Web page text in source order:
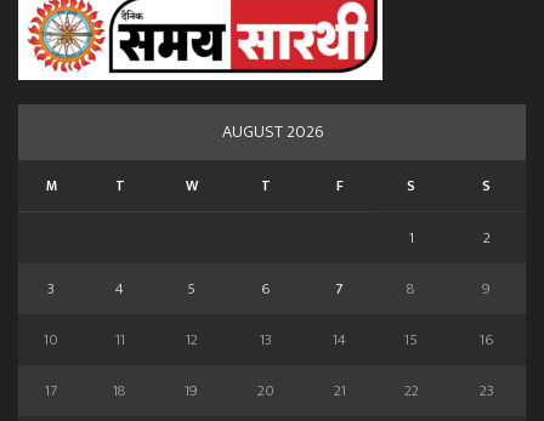
AUGUST 2026
M T W T F S S
1
2
3
4 5 6 7 8
9
10
11 12 13 14 15
16
17
18 19 20 21 22
23